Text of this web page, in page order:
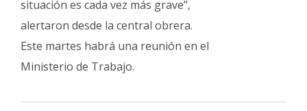
situación es cada vez más grave",
alertaron desde la central obrera.
Este martes habrá una reunión en el
Ministerio de Trabajo.